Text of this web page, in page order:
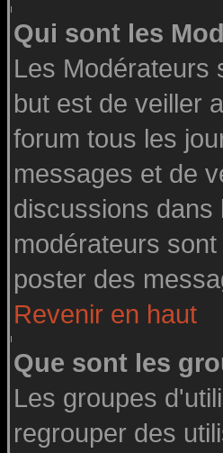
Qui sont les
Les Modérateurs
but est de veiller
forum tous les
messages et de
discussions dans
modérateurs
poster des
Revenir en haut
Que sont les
Les groupes
regrouper des